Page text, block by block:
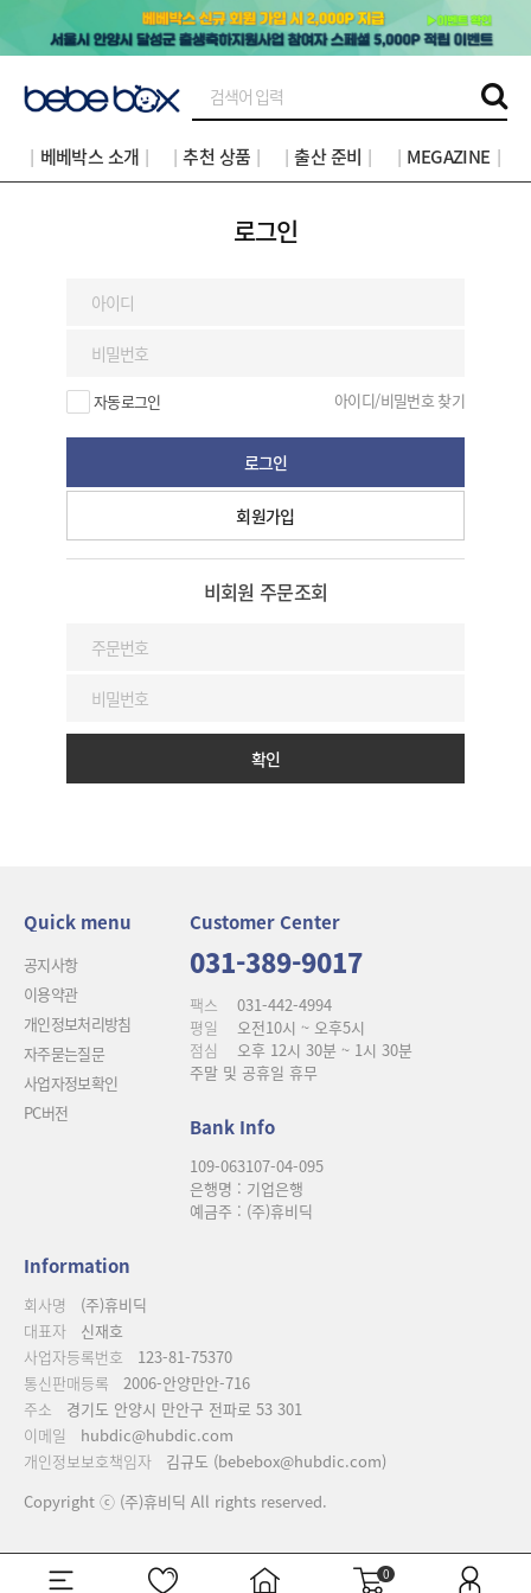
│베베박스 소개│ │추천 상품│ │출산 준비│ │MEGAZINE│
로그인
자동로그인 아이디/비밀번호 찾기
로그인
회원가입
비회원 주문조회
확인
Quick menu
공지사항
이용약관
개인정보처리방침
자주묻는질문
사업자정보확인
PC버전
Customer Center
031-389-9017
팩스
031-442-4994
평일
오전10시 ~ 오후5시
점심
오후 12시 30분 ~ 1시 30분
주말 및 공휴일 휴무
Bank Info
109-063107-04-095
은행명 : 기업은행
예금주 : (주)휴비딕
Information
회사명
(주)휴비딕
대표자
신재호
사업자등록번호
123-81-75370
통신판매등록
2006-안양만안-716
주소
경기도 안양시 만안구 전파로 53 301
이메일
hubdic@hubdic.com
개인정보보호책임자
김규도 (bebebox@hubdic.com)
Copyright ⓒ (주)휴비딕 All rights reserved.
0